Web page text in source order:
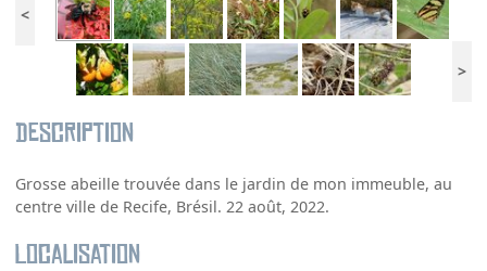
<
>
Description
Grosse abeille trouvée dans le jardin de mon immeuble, au
centre ville de Recife, Brésil. 22 août, 2022.
Localisation